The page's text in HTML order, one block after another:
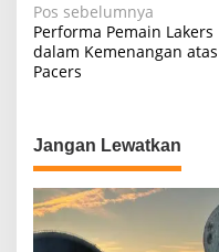
N
a
v
g
a
s
i
Pos sebelumnya
Performa Pemain Lakers
dalam Kemenangan atas
Pacers
Jangan Lewatkan